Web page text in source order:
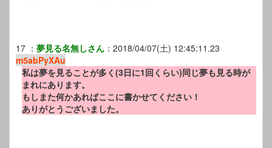
17 ： 夢見る名無しさん ： 2018/04/07(土) 12:45:11.23
m5abPyXAu
私は夢を見ることが多く(3日に1回くらい)同じ夢も見る時が
まれにあります。
もしまた何かあればここに書かせてください！
ありがとうございました。